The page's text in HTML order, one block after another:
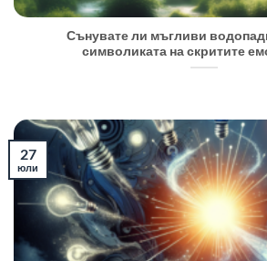
Сънувате ли мъгливи
символиката на скритите
27
юли